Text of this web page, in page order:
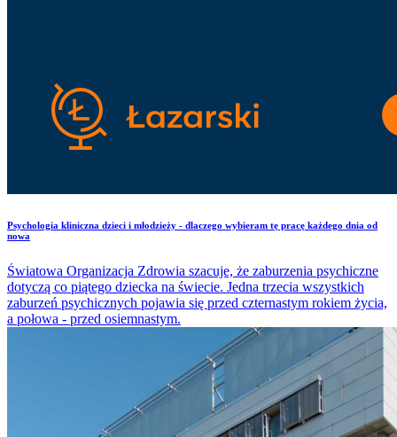
​Psychologia kliniczna dzieci i młodzieży - dlaczego wybieram tę pracę każdego dnia od
nowa
Światowa Organizacja Zdrowia szacuje, że zaburzenia psychiczne
dotyczą co piątego dziecka na świecie. Jedna trzecia wszystkich
zaburzeń psychicznych pojawia się przed czternastym rokiem życia,
a połowa - przed osiemnastym.